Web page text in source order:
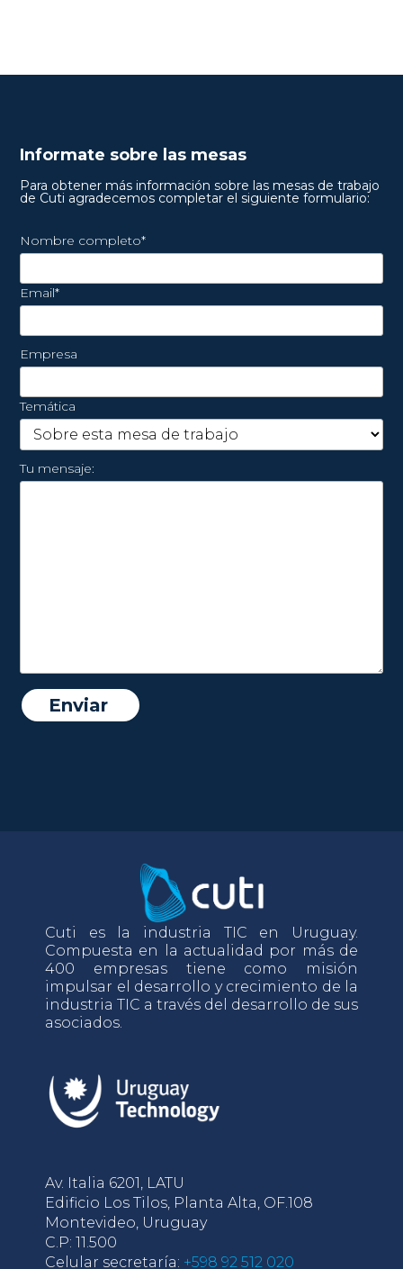
Informate sobre las mesas
Para obtener más información sobre las mesas de trabajo
de Cuti agradecemos completar el siguiente formulario:
Nombre completo*
Email*
Empresa
Temática
Tu mensaje:
Cuti es la industria TIC en Uruguay.
Compuesta en la actualidad por más de
400 empresas tiene como misión
impulsar el desarrollo y crecimiento de la
industria TIC a través del desarrollo de sus
asociados.
Av. Italia 6201, LATU
Edificio Los Tilos, Planta Alta, OF.108
Montevideo, Uruguay
C.P: 11.500
Celular secretaría: +598 92 512 020